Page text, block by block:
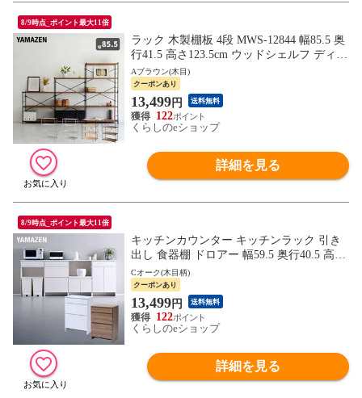
8/9時点_ポイント最大11倍
ラック 木製棚板 4段 MWS-12844 幅85.5 奥
行41.5 高さ123.5cm ウッドシェルフ ディス
プレイラック ワイヤーラック 棚 オープン
ラック シェルフ 棚 収納 リビング 子供部
屋 キッチン 洗面所 山善 YAMAZEN 【送料
無料】
Aブラウン(木目)
クーポンあり
13,499円 送料無料
122
くらしのeショップ
詳細を見る
8/9時点_ポイント最大11倍
キッチンカウンター キッチンラック 引き
出し 食器棚 ドロアー 幅59.5 奥行40.5 高さ
90.5cm レンジボード キッチンボード 背面
収納 ラック 棚 キッチン 収納 山善 YAMAZ
EN 【送料無料】
Cオーク(木目柄)
クーポンあり
13,499円 送料無料
122
くらしのeショップ
詳細を見る